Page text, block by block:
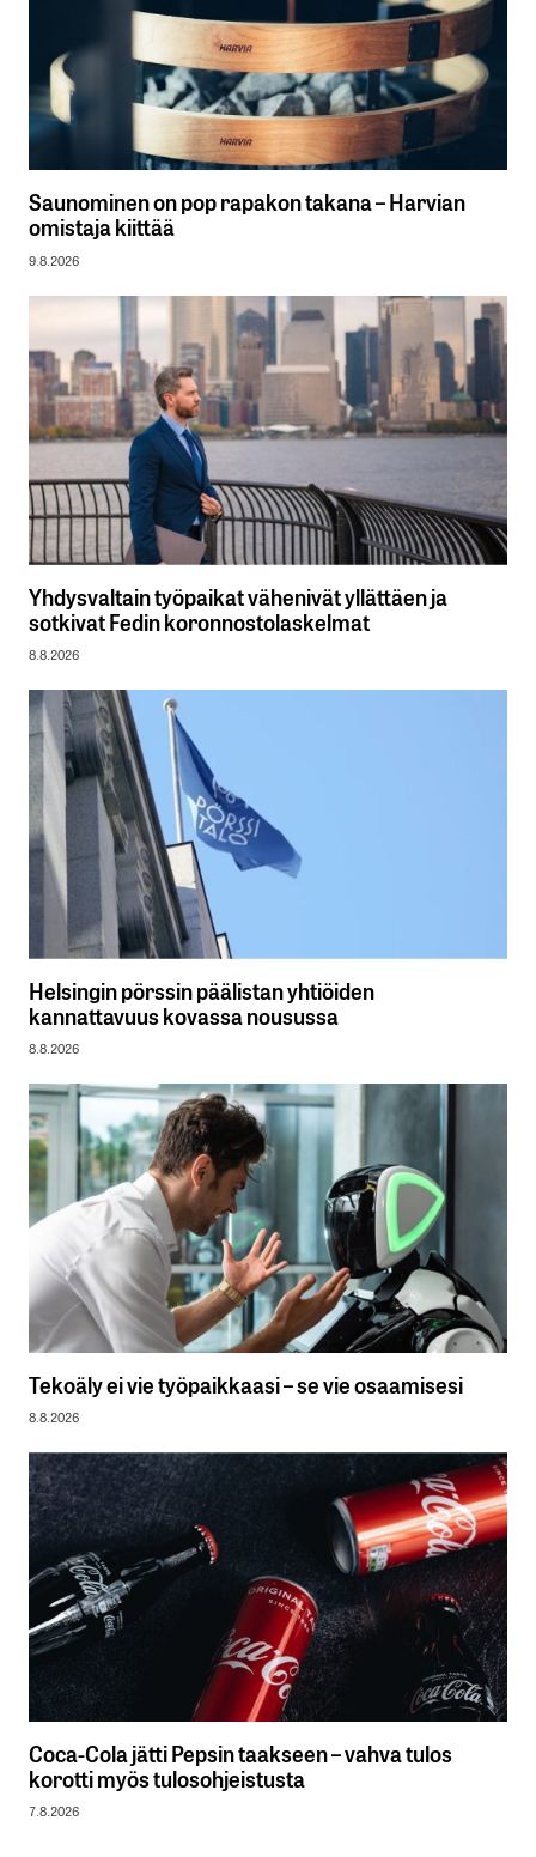
Saunominen on pop rapakon takana – Harvian
omistaja kiittää
9.8.2026
Yhdysvaltain työpaikat vähenivät yllättäen ja
sotkivat Fedin koronnostolaskelmat
8.8.2026
Helsingin pörssin päälistan yhtiöiden
kannattavuus kovassa nousussa
8.8.2026
Tekoäly ei vie työpaikkaasi – se vie osaamisesi
8.8.2026
Coca-Cola jätti Pepsin taakseen – vahva tulos
korotti myös tulosohjeistusta
7.8.2026